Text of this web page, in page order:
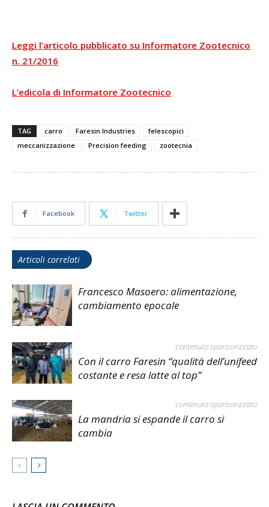
Leggi l’articolo pubblicato su Informatore Zootecnico
n. 21/2016
L’edicola di Informatore Zootecnico
TAG carro Faresin Industries
felescopici
meccanizzazione
Precision feeding zootecnia
Facebook Twitter
Articoli correlati
Francesco Masoero: alimentazione,
cambiamento epocale
contenuto sponsorizzato
Con il carro Faresin “qualità dell’unifeed
costante e resa latte al top”
contenuto sponsorizzato
La mandria si espande il carro si
cambia